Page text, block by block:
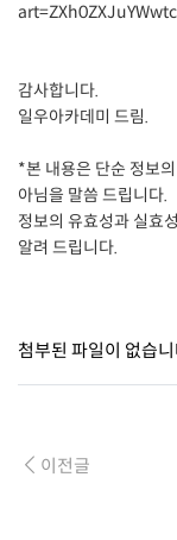
감사합니다.
일우아카데미 드림.
*본 내용은 단순 정보
아님을 말씀 드립니다.
정보의 유효성과 실효
알려 드립니다.
첨부된 파일이 없습니
이전글